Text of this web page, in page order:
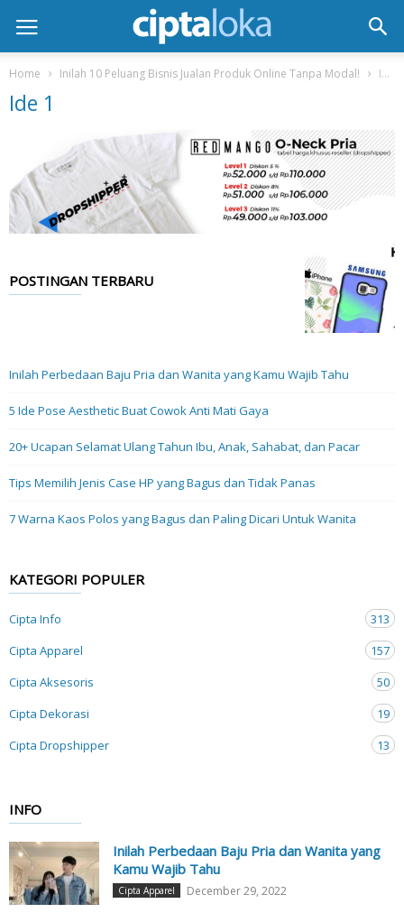
Home Inilah 10 Peluang Bisnis Jualan Produk Online Tanpa Modal! Ide 1
Ide 1
POSTINGAN TERBARU
Inilah Perbedaan Baju Pria dan Wanita yang Kamu Wajib Tahu
5 Ide Pose Aesthetic Buat Cowok Anti Mati Gaya
20+ Ucapan Selamat Ulang Tahun Ibu, Anak, Sahabat, dan Pacar
Tips Memilih Jenis Case HP yang Bagus dan Tidak Panas
7 Warna Kaos Polos yang Bagus dan Paling Dicari Untuk Wanita
KATEGORI POPULER
Cipta Info
313
Cipta Apparel
157
Cipta Aksesoris
50
Cipta Dekorasi
19
Cipta Dropshipper
13
INFO
Inilah Perbedaan Baju Pria dan Wanita yang
Kamu Wajib Tahu
Cipta Apparel December 29, 2022